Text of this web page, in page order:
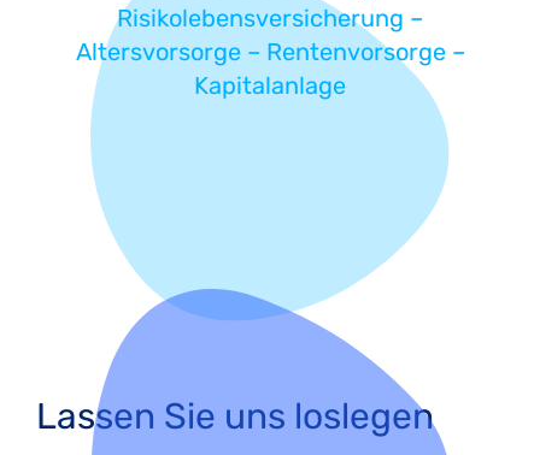
Risikolebensversicherung –
Altersvorsorge – Rentenvorsorge –
Kapitalanlage
Lassen Sie uns loslegen